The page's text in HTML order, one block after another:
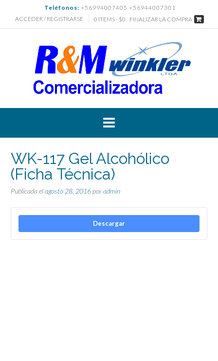
contenido
Teléfonos: +56994007405 +56944007301
ACCEDER / REGISTRARSE
0 ITEMS - $0 FINALIZAR LA COMPRA
WK-117 Gel Alcohólico
(Ficha Técnica)
Publicada elagosto 28, 2016poradmin
Descargar